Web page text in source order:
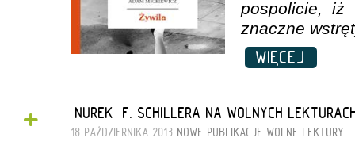
pospolicie, iż
znaczne
WIĘCEJ
+ „NUREK” F. SCHILLERA NA WOLNYCH
18 PAŹDZIERNIKA 2013 NOWE PUBLIKACJE WOLNE LEKTURY